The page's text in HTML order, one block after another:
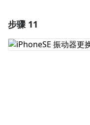
添加评论
步骤 11